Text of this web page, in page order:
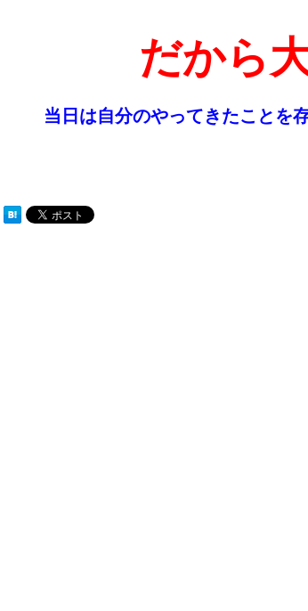
だから
当日は自分のやってきたことを